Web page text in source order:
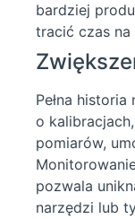
bardziej
tracić czas
Pełna
o
pomiarów,
pozwala
narzędzi lub